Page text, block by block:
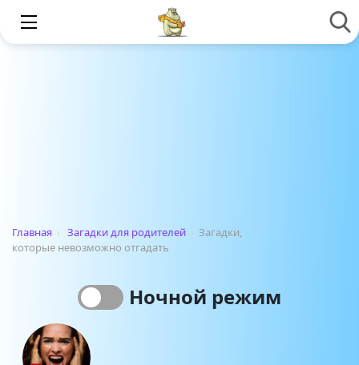
Главная › Загадки для родителей › Загадки,
которые невозможно отгадать
Ночной режим